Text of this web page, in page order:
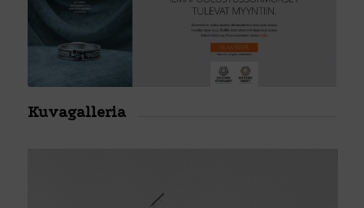
Kuvagalleria